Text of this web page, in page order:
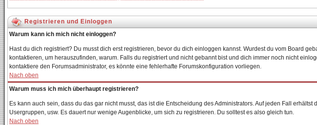
Registrieren und Einloggen
Warum kann ich mich nicht einloggen?
Hast du dich registriert? Du musst dich erst registrieren, bevor du dich einloggen kannst. Wurdest du vom Board
kontaktieren, um herauszufinden, warum. Falls du registriert und nicht gebannt bist und dich immer noch nicht
kontaktiere den Forumsadministrator, es könnte eine fehlerhafte Forumskonfiguration vorliegen.
Nach oben
Warum muss ich mich überhaupt registrieren?
Es kann auch sein, dass du das gar nicht musst, das ist die Entscheidung des Administrators. Auf jeden Fall
Usergruppen, usw. Es dauert nur wenige Augenblicke, um sich zu registrieren. Du solltest es also gleich tun.
Nach oben